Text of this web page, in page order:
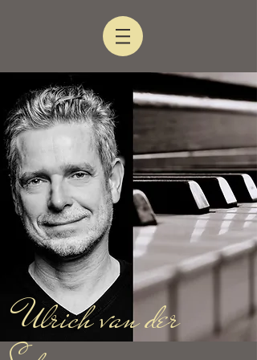
Ulrich van der